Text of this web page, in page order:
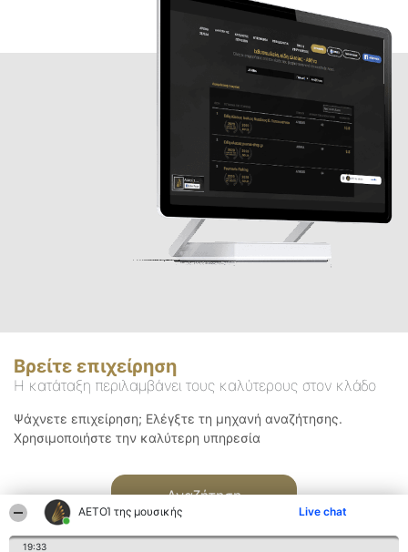
ΑΕΤΟΊ της μουσικής Live chat
19:33
Βρείτε επιχείρηση
Η κατάταξη περιλαμβάνει τους καλύτερους στον κλάδο
Ψάχνετε επιχείρηση; Ελέγξτε τη μηχανή αναζήτησης.
Χρησιμοποιήστε την καλύτερη υπηρεσία
Αναζήτηση